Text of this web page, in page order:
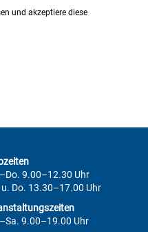
und akzeptiere diese
9.00–12.30 Uhr
u. Do. 13.30–17.00 Uhr
9.00–19.00 Uhr